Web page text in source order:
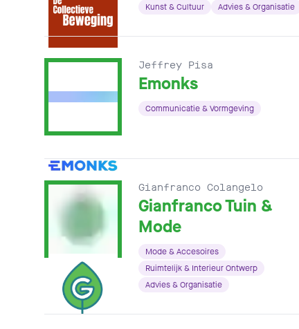
Kunst & Cultuur Advies & Organisatie
Jeffrey Pisa
Emonks
Communicatie & Vormgeving
Gianfranco Colangelo
Gianfranco Tuin &
Mode
Mode & Accesoires
Ruimtelijk & Interieur Ontwerp
Advies & Organisatie